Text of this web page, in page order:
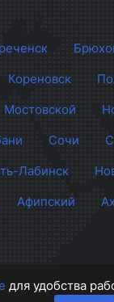
Кореновск
Мостовской
Сочи
Лабинск
Афипский
для удобства